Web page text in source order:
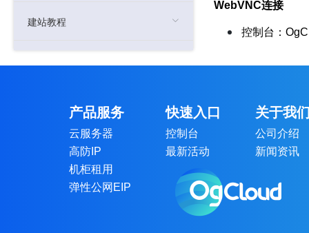
建站教程
产品使用限制
合作伙伴指引
WebVNC连接
控制台：
产品服务
云服务器
高防IP
机柜租用
弹性公网EIP
快速入口
控制台
最新活动
关于我
公司介绍
新闻资讯